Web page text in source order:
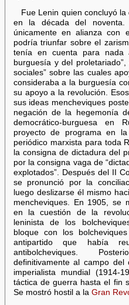
Fue Lenin quien concluyó
en la década del noventa.
únicamente en alianza con
podría triunfar sobre el
tenía en cuenta para nada
burguesía y del
sociales” sobre las cuales
consideraba a la burguesía
su apoyo a la revolución.
sus ideas mencheviques
negación de la hegemonía
democrático-burguesa en
proyecto de programa en
periódico marxista para toda
la consigna de dictadura del
por la consigna vaga de
explotados”. Después del II
se pronunció por la
luego deslizarse él mismo
mencheviques. En 1905, se
en la cuestión de la
leninista de los
bloque con los
antipartido que había
antibolcheviques.
definitivamente al campo del
imperialista mundial (1914-
táctica de guerra hasta el fin
Se mostró hostil a la Gran